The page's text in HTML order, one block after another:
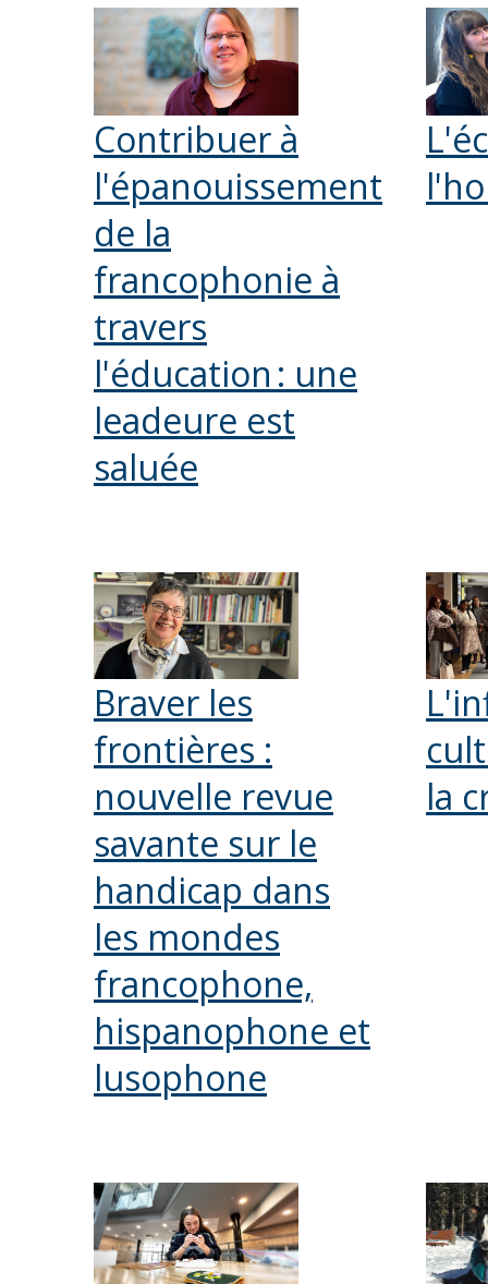
Contribuer à
l'épanouissement
de la
francophonie à
travers
l'éducation : une
leadeure est
saluée
Braver les
frontières :
nouvelle revue
savante sur le
handicap dans
les mondes
francophone,
hispanophone et
lusophone
la